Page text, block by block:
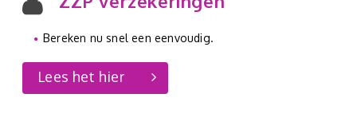
Bereken nu snel een eenvoudig.
Lees het hier